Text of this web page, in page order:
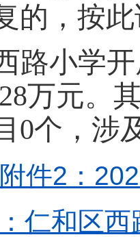
的，按
路小学
万元。
0个，涉
附件2：
仁和区